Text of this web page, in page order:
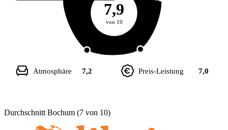
7,9
von 10
Preis-Leistung 7,0
Atmosphäre 7,2
Durchschnitt Bochum (7 von 10)